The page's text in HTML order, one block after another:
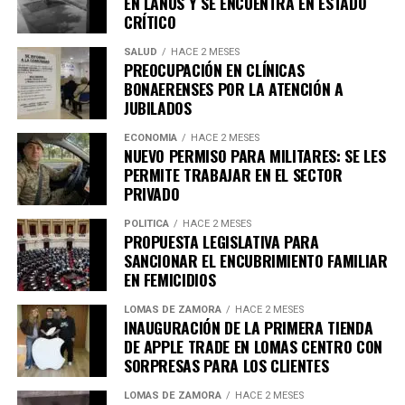
Si se considera el total anual, esto se traduce en unas
560 toneladas de alimentos que terminan en la basura.
La legisladora propone una alternativa: reemplazar esta
tradición por kits ecológicos, una opción que parece
viable y razonable a partir de los números.
Además de abordar la cuestión alimentaria, el proyecto
de ley tiene como meta promover un impacto positivo
en el medio ambiente, dado que las festividades actuales
CAMPAÑA DE CINE SOLIDARIO: DONA
FRAZADAS Y OBTEN ENTRADAS
CRÍTICO
SALUD HACE 2 MESES
PREOCUPACIÓN EN CLÍNICAS
BONAERENSES POR LA ATENCIÓN A
JUBILADOS
ECONOMÍA HACE 2 MESES
NUEVO PERMISO PARA MILITARES: SE LES
PERMITE TRABAJAR EN EL SECTOR
PRIVADO
POLÍTICA HACE 2 MESES
PROPUESTA LEGISLATIVA PARA
SANCIONAR EL ENCUBRIMIENTO FAMILIAR
EN FEMICIDIOS
LOMAS DE ZAMORA HACE 2 MESES
INAUGURACIÓN DE LA PRIMERA TIENDA
DE APPLE TRADE EN LOMAS CENTRO CON
SORPRESAS PARA LOS CLIENTES
LOMAS DE ZAMORA HACE 2 MESES